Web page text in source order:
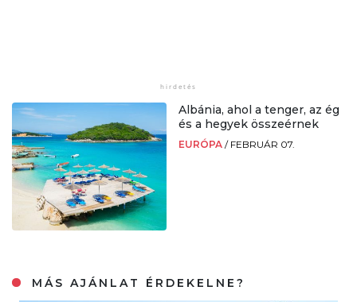
Albánia, ahol a tenger, az ég
és a hegyek összeérnek
EURÓPA / FEBRUÁR 07.
MÁS AJÁNLAT ÉRDEKELNE?